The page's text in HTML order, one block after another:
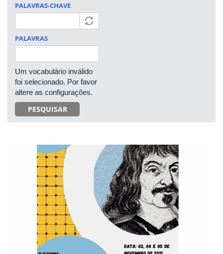
PALAVRAS-CHAVE
PALAVRAS
Um vocabulário inválido
foi selecionado. Por favor
altere as configurações.
PESQUISAR